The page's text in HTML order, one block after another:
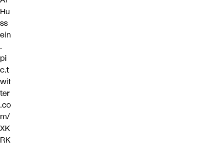
Hu
ss
ein
.
pi
c.t
wit
ter
.co
m/
XK
RK